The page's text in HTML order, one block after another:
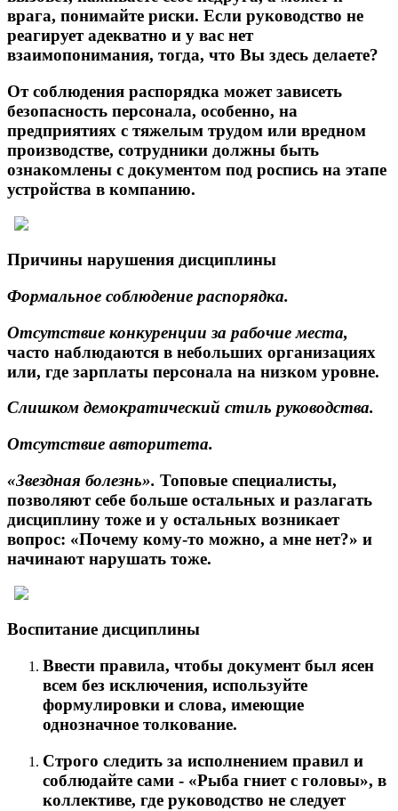
врага, понимайте риски. Если руководство не
реагирует адекватно и у вас нет
взаимопонимания, тогда, что Вы здесь делаете?
От соблюдения распорядка может зависеть
безопасность персонала, особенно, на
предприятиях с тяжелым трудом или вредном
производстве, сотрудники должны быть
ознакомлены с документом под роспись на этапе
устройства в компанию.
Причины нарушения дисциплины
Формальное соблюдение распорядка.
Отсутствие конкуренции за рабочие места,
часто наблюдаются в небольших организациях
или, где зарплаты персонала на низком уровне.
Слишком демократический стиль руководства.
Отсутствие авторитета.
«Звездная болезнь». Топовые специалисты,
позволяют себе больше остальных и разлагать
дисциплину тоже и у остальных возникает
вопрос: «Почему кому-то можно, а мне нет?» и
начинают нарушать тоже.
Воспитание дисциплины
Ввести правила, чтобы документ был ясен
всем без исключения, используйте
формулировки и слова, имеющие
однозначное толкование.
Строго следить за исполнением правил и
соблюдайте сами - «Рыба гниет с головы», в
коллективе, где руководство не следует